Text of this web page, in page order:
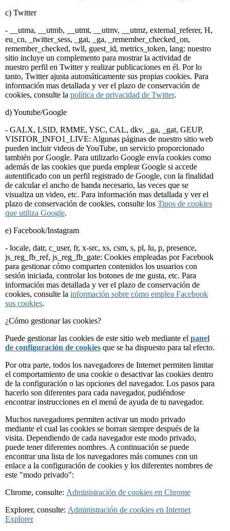
c) Twitter
- __utma, __utmb, __utmt, __utmv, __utmz, external_referer, H,
eu_cn, _twitter_sess, _gat, _ga, _remember_checked_on,
remember_checked, twll, guest_id, metrics_token, lang: nuestro
sitio incluye un complemento para mostrar la actividad de
nuestro perfil en Twitter y realizar publicaciones en él. Por lo
tanto, Twitter ajusta automáticamente sus propias cookies. Para
información mas detallada y ver el plazo de conservación de
cookies, consulte la política de privacidad de Twitter.
d) Youtube/Google
- GALX, LSID, RMME, YSC, CAL, dkv, _ga, _gat, GEUP,
VISITOR_INFO1_LIVE: Algunas páginas de nuestro sitio web
pueden incluir videos de YouTube, un servicio proporcionado
también por Google. Para utilizarlo Google envía cookies como
además de las cookies que pueda emplear Google si accede
autentificado con un perfil registrado de Google, con la finalidad
de calcular el ancho de banda necesario, las veces que se
visualiza un video, etc. Para información mas detallada y ver el
plazo de conservación de cookies, consulte los Tipos de cookies
que utiliza Google.
e) Facebook/Instagram
- locale, datr, c_user, fr, x-src, xs, csm, s, pl, lu, p, presence,
js_reg_fb_ref, js_reg_fb_gate: Cookies empleadas por Facebook
para gestionar cómo comparten contenidos los usuarios con
sesión iniciada, controlar los botones de me gusta, etc. Para
información mas detallada y ver el plazo de conservación de
cookies, consulte la información sobre cómo emplea Facebook
sus cookies.
¿Cómo gestionar las cookies?
Puede gestionar las cookies de este sitio web mediante el panel
de configuración de cookies que se ha dispuesto para tal efecto.
Por otra parte, todos los navegadores de Internet permiten limitar
el comportamiento de una cookie o desactivar las cookies dentro
de la configuración o las opciones del navegador. Los pasos para
hacerlo son diferentes para cada navegador, pudiéndose
encontrar instrucciones en el menú de ayuda de tu navegador.
Muchos navegadores permiten activar un modo privado
mediante el cual las cookies se borran siempre después de la
visita. Dependiendo de cada navegador este modo privado,
puede tener diferentes nombres. A continuación se puede
encontrar una lista de los navegadores más comunes con un
enlace a la configuración de cookies y los diferentes nombres de
este "modo privado":
Chrome, consulte: Administración de cookies en Chrome
Explorer, consulte: Administración de cookies en Internet
Explorer